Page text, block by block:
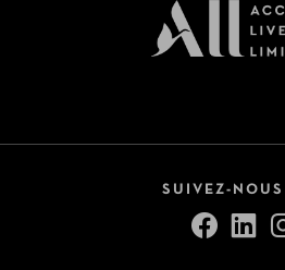
SUIVEZ-NOUS